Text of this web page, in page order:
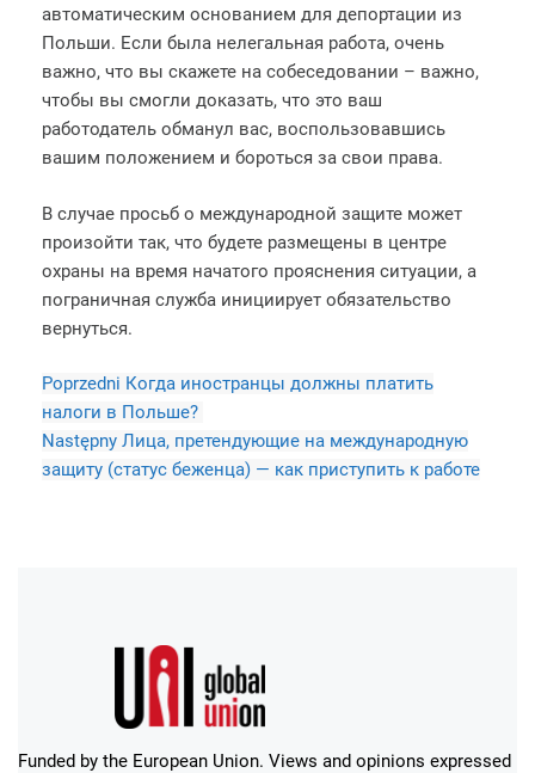
автоматическим основанием для депортации из
Польши. Если была нелегальная работа, очень
важно, что вы скажете на собеседовании – важно,
чтобы вы смогли доказать, что это ваш
работодатель обманул вас, воспользовавшись
вашим положением и бороться за свои права.
В случае просьб о международной защите может
произойти так, что будете размещены в центре
охраны на время начатого прояснения ситуации, а
пограничная служба инициирует обязательство
вернуться.
Poprzedni Когда иностранцы должны платить
налоги в Польше?
Następny Лица, претендующие на международную
защиту (статус беженца) — как приступить к работе
Funded by the European Union. Views and opinions expressed